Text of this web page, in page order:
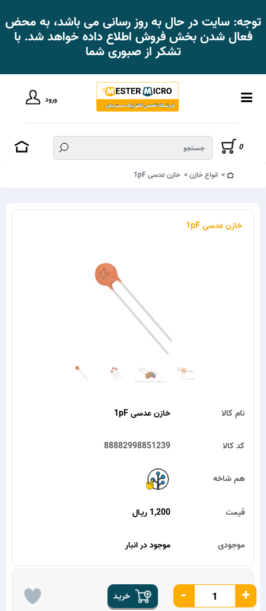
توجه: سایت در حال به روز رسانی می باشد، به محض
فعال شدن بخش فروش اطلاع داده خواهد شد. با
تشکر از صبوری شما
ورود
0
انواع خازن خازن عدسی 1pF
خازن عدسی 1pF
خازن عدسی 1pF نام کالا
88882998851239 کد کالا
هم شاخه
1,200 ریـال قیمت
موجود در انبار موجودی
خریـد - +